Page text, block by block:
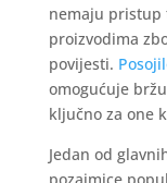
nemaju
proizvodima
povijesti.
omogućuje
ključno za one
Jedan od